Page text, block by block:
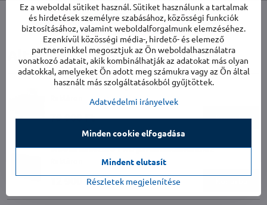
FacebookTwitterBlueskyPinterestRedditLinkedInWhatsApp
E-
mail
Alternatív termékek
Kondenzvíz szivattyú Woods WDP-01
79 900 Ft Kosárba
Woods habszűrő PRO páramentesítőkhöz
12 900 Ft
Ez a weboldal sütiket használ. Sütiket használunk a tartalmak
és hirdetések személyre szabásához, közösségi funkciók
biztosításához, valamint weboldalforgalmunk elemzéséhez.
Ezenkívül közösségi média-, hirdető- és elemező
partnereinkkel megosztjuk az Ön weboldalhasználatra
vonatkozó adatait, akik kombinálhatják az adatokat más olyan
adatokkal, amelyeket Ön adott meg számukra vagy az Ön által
használt más szolgáltatásokból gyűjtöttek.
Adatvédelmi irányelvek
Részletek megjelenítése
Minden cookie elfogadása
Mindent elutasít